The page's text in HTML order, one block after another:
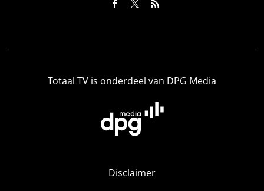
Totaal TV is onderdeel van DPG Media
Disclaimer